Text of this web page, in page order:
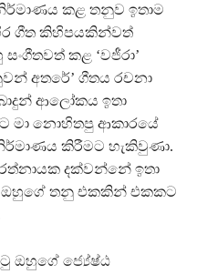
කළ තනුව ඉතාම
ගීත කිහිපයකින්වත්
කළ ‘වජීරා’
අතරේ’ ගීතය රචනා
ආලෝකය ඉතා
මා නොහිතපු ආකාරයේ
කිරීමට හැකිවුණා.
දක්වන්නේ ඉතා
ඔහුගේ තනු එකකින් එකකට
ඔහුගේ ජ්‍යේෂ්ඨ